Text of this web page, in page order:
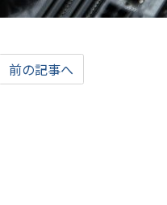
前の記事へ